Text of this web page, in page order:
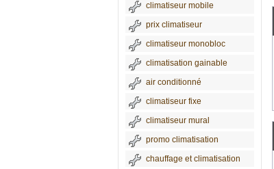
climatiseur mobile
prix climatiseur
climatiseur monobloc
climatisation gainable
air conditionné
climatiseur fixe
climatiseur mural
promo climatisation
chauffage et climatisation